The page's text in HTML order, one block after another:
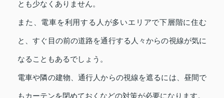
とも少なくありません。
また、電車を利用する人が多いエリアで下層階に住む
と、すぐ目の前の道路を通行する人々からの視線が気に
なることもあるでしょう。
電車や隣の建物、通行人からの視線を遮るには、昼間で
もカーテンを閉めておくなどの対策が必要になります。